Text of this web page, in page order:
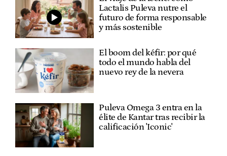
Lactalis Puleva nutre el
futuro de forma responsable
y más sostenible
El boom del kéfir: por qué
todo el mundo habla del
nuevo rey de la nevera
Puleva Omega 3 entra en la
élite de Kantar tras recibir la
calificación 'Iconic'